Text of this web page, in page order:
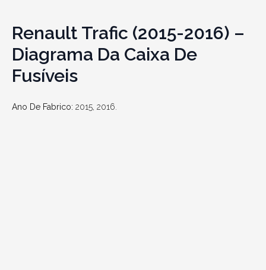
Renault Trafic (2015-2016) –
Diagrama Da Caixa De
Fusíveis
Ano De Fabrico: 2015, 2016.